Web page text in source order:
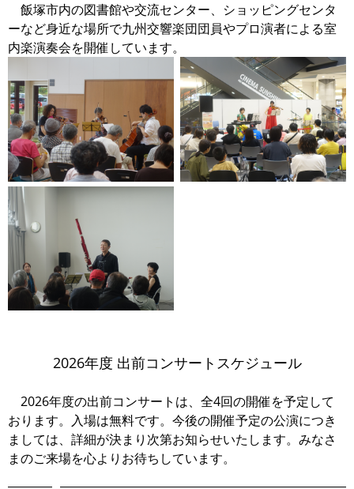
飯塚市内の図書館や交流センター、ショッピングセンタ
ーなど身近な場所で九州交響楽団団員やプロ演者による室
内楽演奏会を開催しています。
2026年度 出前コンサートスケジュール
2026年度の出前コンサートは、全4回の開催を予定して
おります。入場は無料です。今後の開催予定の公演につき
ましては、詳細が決まり次第お知らせいたします。みなさ
まのご来場を心よりお待ちしています。